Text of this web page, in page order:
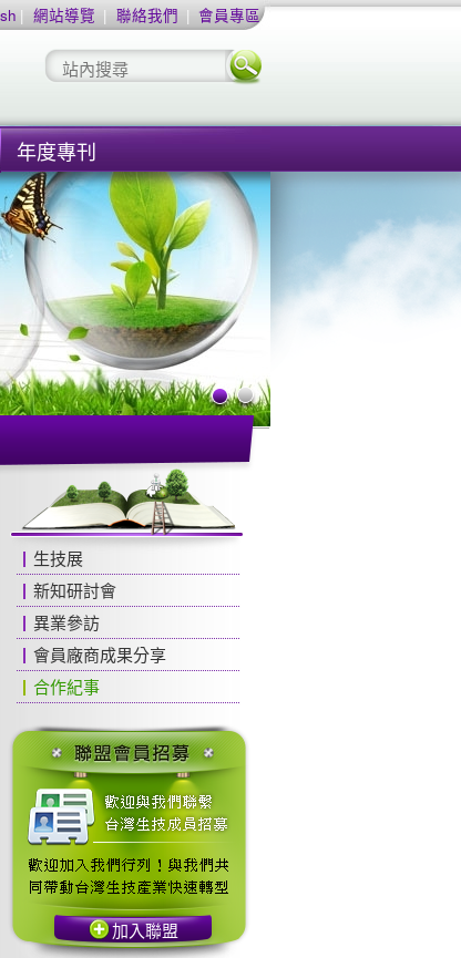
| 網站導覽 | 聯絡我們 | 會員專區
年度專刊
生技展
新知研討會
異業參訪
會員廠商成果分享
合作紀事
加入聯盟